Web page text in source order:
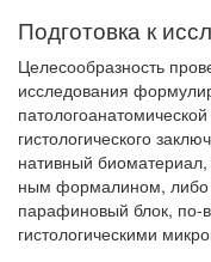
Подготовка к
Целесообразность
исследования
гистологического
нативный
ным формалином, либо
парафиновый блок, по-
гистологическими